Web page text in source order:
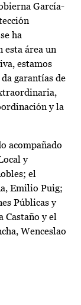
García-
ha
esta área un
estamos
garantías de
y la
acompañado
y
el
Emilio Puig;
Públicas y
Castaño y el
Wenceslao